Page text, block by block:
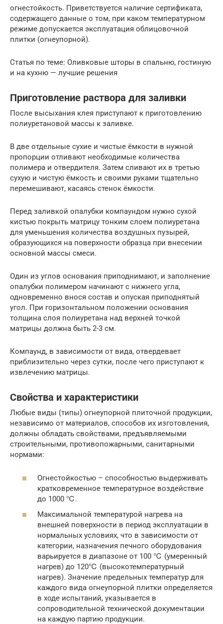
огнестойкость. Приветствуется наличие сертификата,
содержащего данные о том, при каком температурном
режиме допускается эксплуатация облицовочной
плитки (огнеупорной).
Статья по теме: Оливковые шторы в спальню, гостиную
и на кухню — лучшие решения
Приготовление раствора для заливки
После высыхания клея приступают к приготовлению
полиуретановой массы к заливке.
В две отдельные сухие и чистые ёмкости в нужной
пропорции отливают необходимые количества
полимера и отвердителя. Затем сливают их в третью
сухую и чистую ёмкость и своими руками тщательно
перемешивают, касаясь стенок ёмкости.
Перед заливкой опалубки компаундом нужно сухой
кистью покрыть матрицу тонким слоем полиуретана
для уменьшения количества воздушных пузырей,
образующихся на поверхности образца при внесении
основной массы смеси.
Один из углов основания приподнимают, и заполнение
опалубки полимером начинают с нижнего угла,
одновременно внося состав и опуская приподнятый
угол. При горизонтальном положении основания
толщина слоя полиуретана над верхней точкой
матрицы должна быть 2-3 см.
Компаунд, в зависимости от вида, отвердевает
приблизительно через сутки, после чего приступают к
извлечению матрицы.
Свойства и характеристики
Любые виды (типы) огнеупорной плиточной продукции,
независимо от материалов, способов их изготовления,
должны обладать свойствами, предъявляемыми
строительными, противопожарными, санитарными
нормами:
Огнестойкостью – способностью выдерживать
кратковременное температурное воздействие
до 1000 ℃.
Максимальной температурой нагрева на
внешней поверхности в период эксплуатации в
нормальных условиях, что в зависимости от
категории, назначения печного оборудования
варьируется в диапазоне от 100 ℃ (умеренный
нагрев) до 120℃ (высокотемпературный
нагрев). Значение предельных температур для
каждого вида огнеупорной плитки определяется
в ходе испытаний, указывается в
сопроводительной технической документации
на каждую партию продукции.